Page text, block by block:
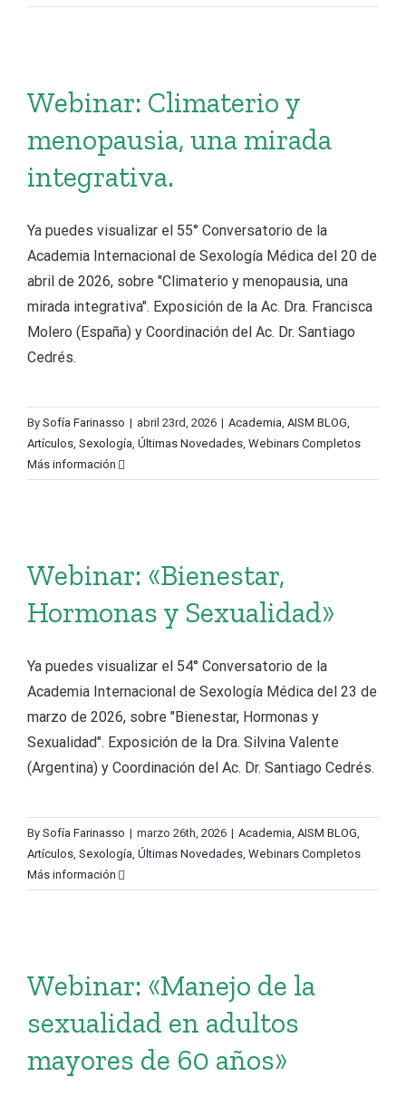
Webinar: Climaterio y
menopausia, una mirada
integrativa.
Ya puedes visualizar el 55° Conversatorio de la
Academia Internacional de Sexología Médica del 20 de
abril de 2026, sobre "Climaterio y menopausia, una
mirada integrativa". Exposición de la Ac. Dra. Francisca
Molero (España) y Coordinación del Ac. Dr. Santiago
Cedrés.
By Sofía Farinasso | abril 23rd, 2026 | Academia, AISM BLOG,
Artículos, Sexología, Últimas Novedades, Webinars Completos
Más información
Webinar: «Bienestar,
Hormonas y Sexualidad»
Ya puedes visualizar el 54° Conversatorio de la
Academia Internacional de Sexología Médica del 23 de
marzo de 2026, sobre "Bienestar, Hormonas y
Sexualidad". Exposición de la Dra. Silvina Valente
(Argentina) y Coordinación del Ac. Dr. Santiago Cedrés.
By Sofía Farinasso | marzo 26th, 2026 | Academia, AISM BLOG,
Artículos, Sexología, Últimas Novedades, Webinars Completos
Más información
Webinar: «Manejo de la
sexualidad en adultos
mayores de 60 años»